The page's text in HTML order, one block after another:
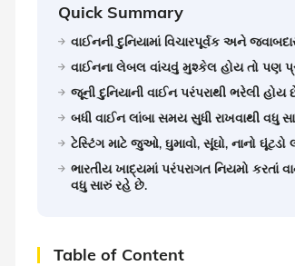
Quick Summary
વાઈનની દુનિયામાં વિચારપૂર્વક અને
વાઈનના લેબલ વાંચવું મુશ્કેલ હોય તો પણ
જૂની દુનિયાની વાઈન પરંપરાથી ભરેલી
બધી વાઈન લાંબા સમય સુધી રાખવાથી વધુ
ટેસ્ટિંગ માટે જુઓ, ઘુમાવો, સૂંઘો, નાનો
ભારતીય ખાદ્યમાં પરંપરાગત નિયમો
વધુ સારું રહે છે.
Table of Content